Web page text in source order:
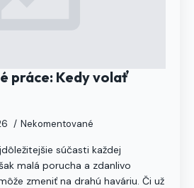
práce: Kedy volať
Nekomentované
súčasti každej
malá porucha a zdanlivo
zmeniť na drahú haváriu. Či už